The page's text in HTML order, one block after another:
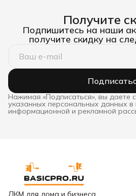
Получите
Подпишитесь на наши
получите скидку на
Нажимая «Подписаться», вы даете
указанных персональных данных в
информационной и рекламной
ЛКМ для дома и бизнеса